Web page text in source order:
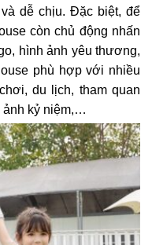
dễ chịu. Đặc biệt, để
còn chủ động nhấn
hình ảnh yêu thương,
phù hợp với nhiều
du lịch, tham quan
ảnh kỷ niệm,…